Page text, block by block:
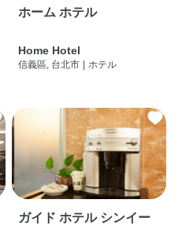
ホーム ホテル
Home Hotel
信義區, 台北市 ホテル
ガイド ホテル シンイー